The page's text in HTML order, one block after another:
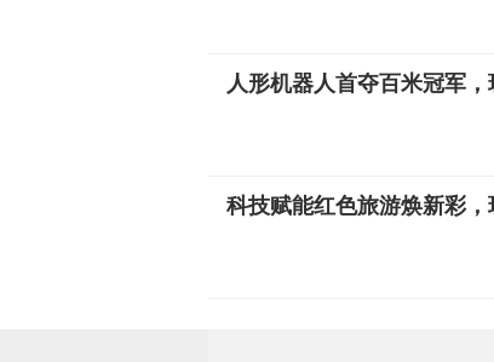
人形机器人首夺百米冠军
科技赋能红色旅游焕新彩